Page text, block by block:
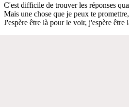
C'est difficile de trouver les réponses
Mais une chose que je peux te
J'espère être là pour le voir, j'espère être